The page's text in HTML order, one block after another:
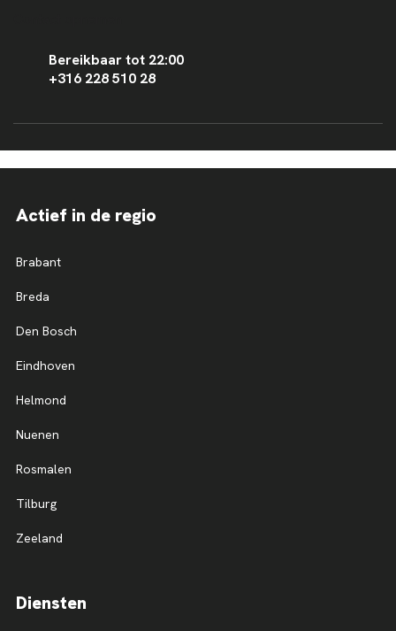
Bereikbaar tot 22:00
+316 228 510 28
Actief in de regio
Brabant
Breda
Den Bosch
Eindhoven
Helmond
Nuenen
Rosmalen
Tilburg
Zeeland
Diensten